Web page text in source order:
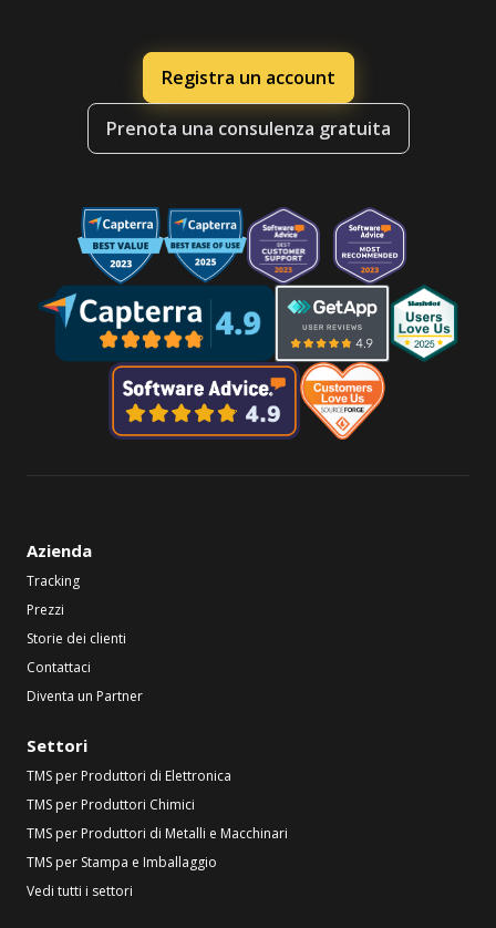
Registra un account
Prenota una consulenza gratuita
Azienda
Tracking
Prezzi
Storie dei clienti
Contattaci
Diventa un Partner
Settori
TMS per Produttori di Elettronica
TMS per Produttori Chimici
TMS per Produttori di Metalli e Macchinari
TMS per Stampa e Imballaggio
Vedi tutti i settori